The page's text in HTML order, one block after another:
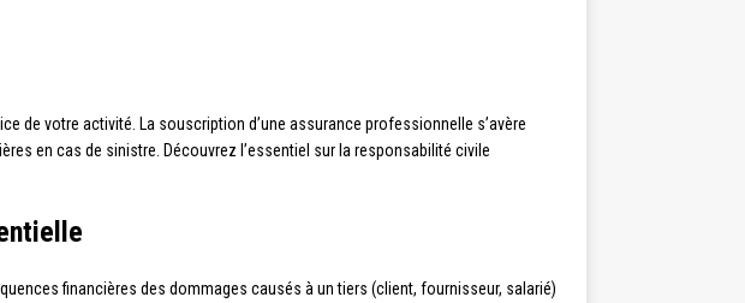
de votre activité. La souscription d’une assurance professionnelle s’avère
en cas de sinistre. Découvrez l’essentiel sur la responsabilité civile
financières des dommages causés à un tiers (client, fournisseur, salarié)